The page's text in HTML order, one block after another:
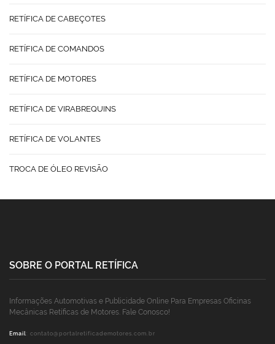
RETÍFICA DE CABEÇOTES
RETÍFICA DE COMANDOS
RETÍFICA DE MOTORES
RETÍFICA DE VIRABREQUINS
RETÍFICA DE VOLANTES
TROCA DE ÓLEO REVISÃO
SOBRE O PORTAL RETÍFICA
Informações Automotivas e Publicidade Online Para Empresas Oficinas
Mecânicas Retíficas de Motores. Fale Conosco!
Email: contato@portalretificademotores.com.br